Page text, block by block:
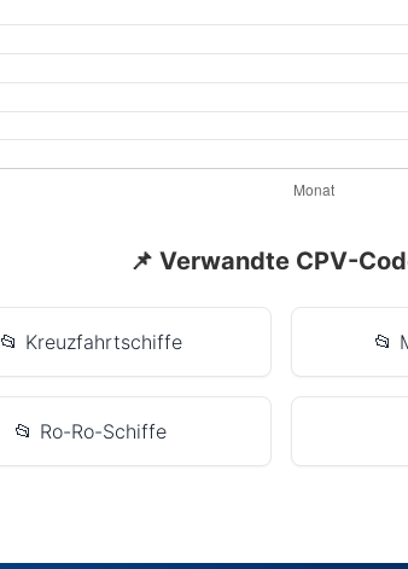
📌 Verwandte CPV-
📂 Kreuzfahrtschiffe 📂
📂 Ro-Ro-Schiffe